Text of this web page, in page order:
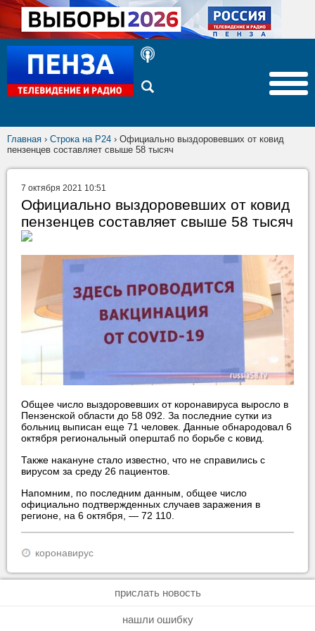
Главная › Строка на Р24 › Официально выздоровевших от ковид
пензенцев составляет свыше 58 тысяч
7 октября 2021 10:51
Официально выздоровевших от ковид
пензенцев составляет свыше 58 тысяч
Общее число выздоровевших от коронавируса выросло в
Пензенской области до 58 092. За последние сутки из
больниц выписан еще 71 человек. Данные обнародовал 6
октября региональный оперштаб по борьбе с ковид.
Также накануне стало известно, что не справились с
вирусом за среду 26 пациентов.
Напомним, по последним данным, общее число
официально подтвержденных случаев заражения в
регионе, на 6 октября, — 72 110.
коронавирус
прислать новость
нашли ошибку